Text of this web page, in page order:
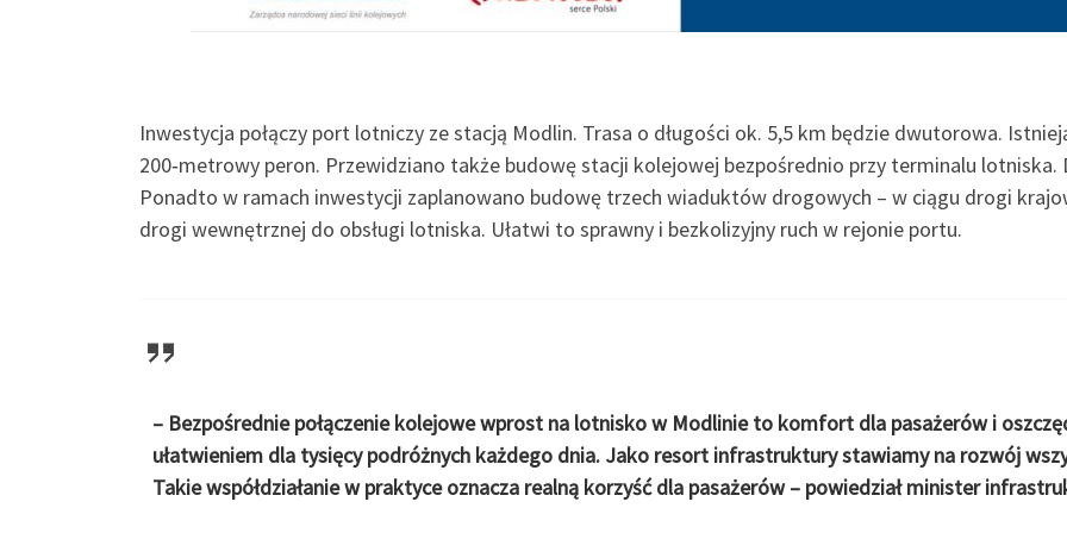
Inwestycja połączy port lotniczy ze stacją Modlin. Trasa o długości ok. 5,5 km będzie dwutorowa.
200‑metrowy peron. Przewidziano także budowę stacji kolejowej bezpośrednio przy terminalu
Ponadto w ramach inwestycji zaplanowano budowę trzech wiaduktów drogowych – w ciągu drogi
drogi wewnętrznej do obsługi lotniska. Ułatwi to sprawny i bezkolizyjny ruch w rejonie portu.
– Bezpośrednie połączenie kolejowe wprost na lotnisko w Modlinie to komfort dla pasażerów i
ułatwieniem dla tysięcy podróżnych każdego dnia. Jako resort infrastruktury stawiamy na rozwój
Takie współdziałanie w praktyce oznacza realną korzyść dla pasażerów – powiedział minister